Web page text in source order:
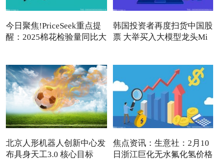
今日聚焦!PriceSeek重点提
醒：2025棉花检验量同比大
韩国投资者再度扫货中国股
票 大举买入大模型龙头Mi
北京人形机器人创新中心发
布具身天工3.0 核心目标
焦点资讯：生意社：2月10
日浙江巨化无水氟化氢价格